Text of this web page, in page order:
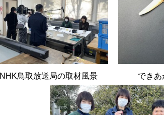
NHK鳥取放送局の取材風景 できあが